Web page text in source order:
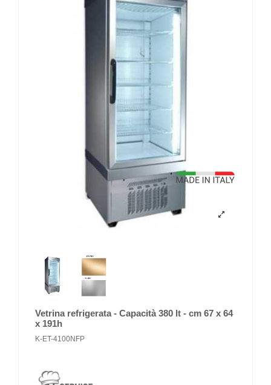
Vetrina refrigerata - Capacità 380 lt - cm 67 x 64
x 191h
K-ET-4100NFP